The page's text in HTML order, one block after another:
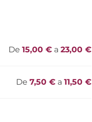
De15,00 € a23,00 €
De7,50 € a11,50 €